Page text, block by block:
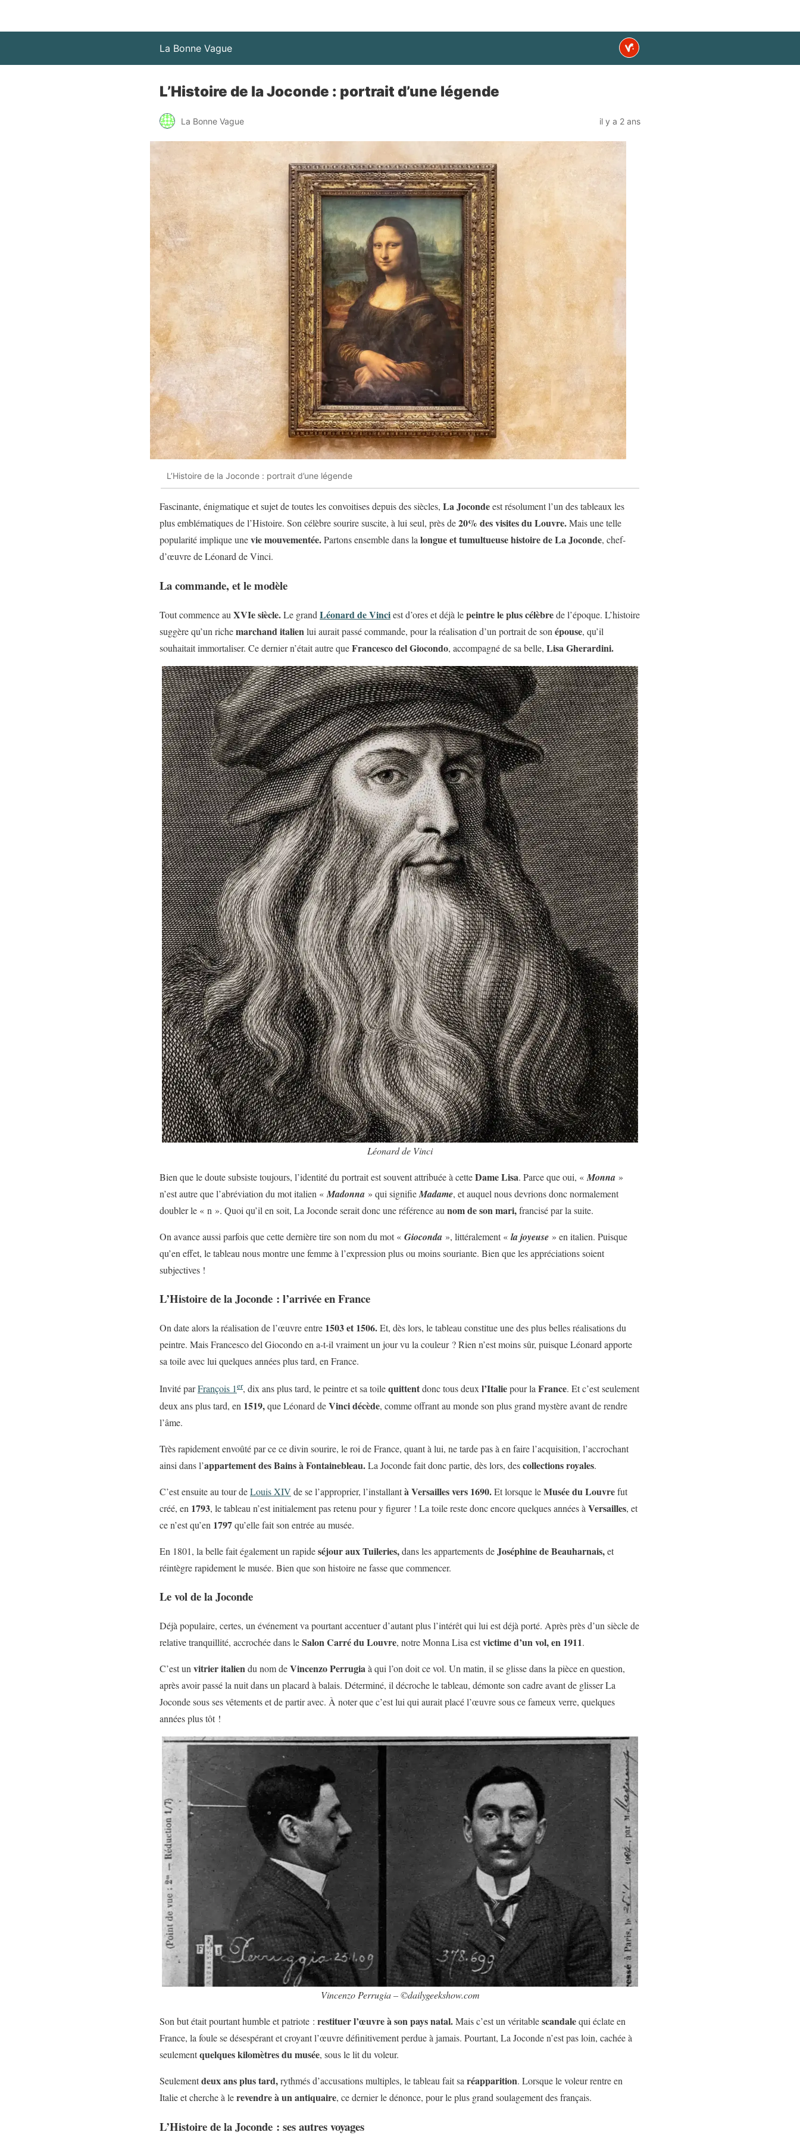
La Bonne Vague
L’Histoire de la Joconde : portrait d’une légende
La Bonne Vague il y a 2 ans
L’Histoire de la Joconde : portrait d’une légende
Fascinante, énigmatique et sujet de toutes les convoitises depuis des siècles, La Jocondeest résolument l’un des tableaux les
plus emblématiquesde l’Histoire. Son célèbre souriresuscite, à lui seul, près de20% des visites du Louvre.Mais une telle
popularité implique unevie mouvementée.Partons ensemble dans lalongue et tumultueuse histoire de La Joconde, chef-
d’œuvre de Léonard de Vinci.
La commande, et le modèle
Tout commence au XVIe siècle.Le grand Léonard de Vinciest d’ores et déjà lepeintre le plus célèbrede l’époque. L’histoire
suggère qu’un richemarchand italienlui aurait passé commande, pour la réalisation d’un portrait de son épouse, qu’il
souhaitait immortaliser. Ce dernier n’était autre queFrancesco del Giocondo, accompagné de sa belle, Lisa Gherardini.
Léonard de Vinci
Bien que le doute subsiste toujours, l’identité du portrait est souvent attribuée à cetteDame Lisa. Parce que oui, « Monna »
n’est autre que l’abréviation du mot italien « Madonna » qui signifieMadame, et auquel nous devrions donc normalement
doubler le « n ». Quoi qu’il en soit, La Joconde serait donc une référence au nom de son mari,francisé par la suite.
On avance aussi parfois que cette dernière tire son nom du mot « Gioconda », littéralement « la joyeuse » en italien. Puisque
qu’en effet, le tableau nous montre une femme à l’expression plus ou moins souriante. Bien que les appréciations soient
subjectives !
L’Histoire de la Joconde : l’arrivée en France
On date alors la réalisation de l’œuvre entre 1503 et 1506.Et, dès lors, le tableau constitue une des plus belles réalisations du
peintre. Mais Francesco del Giocondo en a-t-il vraiment un jour vu la couleur ? Rien n’est moins sûr, puisque Léonard apporte
sa toile avec lui quelques années plus tard, en France.
Invité parFrançois 1er, dix ans plus tard, le peintre et sa toilequittentdonc tous deuxl’Italiepour laFrance. Et c’est seulement
deux ans plus tard, en 1519,que Léonard deVincidécède, comme offrant au monde son plus grand mystère avant de rendre
l’âme.
Très rapidement envoûté par ce ce divin sourire, le roi de France, quant à lui, ne tarde pas à en faire l’acquisition, l’accrochant
ainsi dans l’appartement des Bains à Fontainebleau.La Joconde fait donc partie, dès lors, descollections royales.
C’est ensuite au tour deLouis XIV de se l’approprier, l’installantà Versailles vers 1690.Et lorsque leMusée du Louvrefut
créé, en 1793, le tableau n’est initialement pas retenu pour y figurer ! La toile reste donc encore quelques années à Versailles, et
ce n’est qu’en 1797qu’elle fait son entrée au musée.
En 1801, la belle fait également un rapideséjour auxTuileries,dans les appartements deJoséphine de Beauharnais,et
réintègre rapidement le musée. Bien que son histoire ne fasse que commencer.
Le vol de la Joconde
Déjà populaire, certes, un événementva pourtant accentuer d’autant plus l’intérêt qui lui est déjà porté. Après près d’un siècle de
relative tranquillité, accrochée dans leSalon Carré du Louvre, notre Monna Lisa estvictime d’un vol, en 1911.
C’est un vitrier italiendu nom deVincenzo Perrugiaà qui l’on doit ce vol. Un matin, il se glisse dans la pièce en question,
après avoir passé la nuit dans un placard à balais. Déterminé, il décroche le tableau, démonte son cadre avant de glisser La
Joconde sous ses vêtements et de partir avec. À noter que c’est lui qui aurait placé l’œuvre sous ce fameux verre, quelques
années plus tôt !
Vincenzo Perrugia – ©dailygeekshow.com
Son but était pourtant humble et patriote : restituer l’œuvre à son pays natal.Mais c’est un véritablescandalequi éclate en
France, la foule se désespérant et croyant l’œuvre définitivement perdue à jamais. Pourtant, La Joconde n’est pas loin, cachée à
seulementquelques kilomètres du musée, sous le lit du voleur.
Seulementdeux ans plus tard,rythmés d’accusations multiples, le tableau fait sa réapparition. Lorsque le voleur rentre en
Italie et cherche à lerevendre à un antiquaire, ce dernier le dénonce, pour le plus grand soulagement des français.
L’Histoire de la Joconde : ses autres voyages